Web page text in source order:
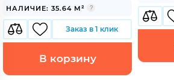
НАЛИЧИЕ: 35.64 М²
Заказ в 1 клик
В корзину